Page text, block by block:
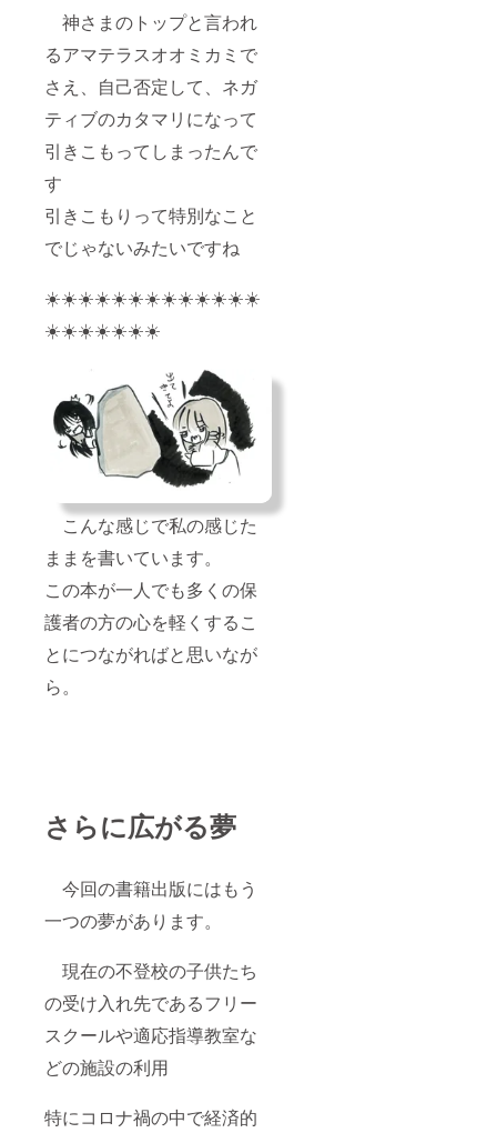
神さまのトップと言われ
るアマテラスオオミカミで
さえ、自己否定して、ネガ
ティブのカタマリになって
引きこもってしまったんで
す
引きこもりって特別なこと
でじゃないみたいですね
☀️☀️☀️☀️☀️☀️☀️☀️☀️☀️☀️☀️☀️
☀️☀️☀️☀️☀️☀️☀️
こんな感じで私の感じた
ままを書いています。
この本が一人でも多くの保
護者の方の心を軽くするこ
とにつながればと思いなが
ら。
さらに広がる夢
今回の書籍出版にはもう
一つの夢があります。
現在の不登校の子供たち
の受け入れ先であるフリー
スクールや適応指導教室な
どの施設の利用
特にコロナ禍の中で経済的